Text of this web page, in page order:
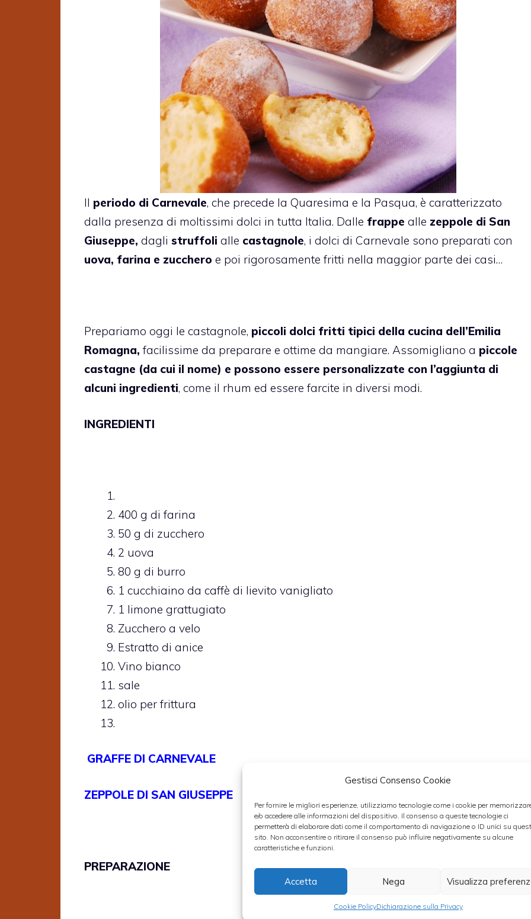
Gestisci Consenso Cookie
Per fornire le migliori esperienze, utilizziamo tecnologie come i cookie per
e/o accedere alle informazioni del dispositivo. Il consenso a queste tecnologie ci
permetterà di elaborare dati come il comportamento di navigazione o ID unici su
sito. Non acconsentire o ritirare il consenso può influire negativamente su alcune
caratteristiche e funzioni.
Accetta Nega Visualizza
Cookie PolicyDichiarazione sulla Privacy
Il periodo di Carnevale, che precede la Quaresima e la Pasqua, è caratterizzato
dalla presenza di moltissimi dolci in tutta Italia. Dalle frappe alle zeppole di San
Giuseppe, dagli struffoli alle castagnole, i dolci di Carnevale sono preparati con
uova, farina e zucchero e poi rigorosamente fritti nella maggior parte dei casi…
Prepariamo oggi le castagnole, piccoli dolci fritti tipici della cucina dell’Emilia
Romagna, facilissime da preparare e ottime da mangiare. Assomigliano a piccole
castagne (da cui il nome) e possono essere personalizzate con l’aggiunta di
alcuni ingredienti, come il rhum ed essere farcite in diversi modi.
INGREDIENTI
400 g di farina
50 g di zucchero
2 uova
80 g di burro
1 cucchiaino da caffè di lievito vanigliato
1 limone grattugiato
Zucchero a velo
Estratto di anice
Vino bianco
sale
olio per frittura
GRAFFE DI CARNEVALE
ZEPPOLE DI SAN GIUSEPPE
PREPARAZIONE